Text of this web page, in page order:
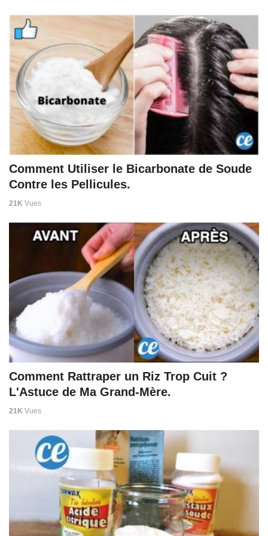
Comment Utiliser le Bicarbonate de Soude
Contre les Pellicules.
21K Vues
Comment Rattraper un Riz Trop Cuit ?
L'Astuce de Ma Grand-Mère.
21K Vues